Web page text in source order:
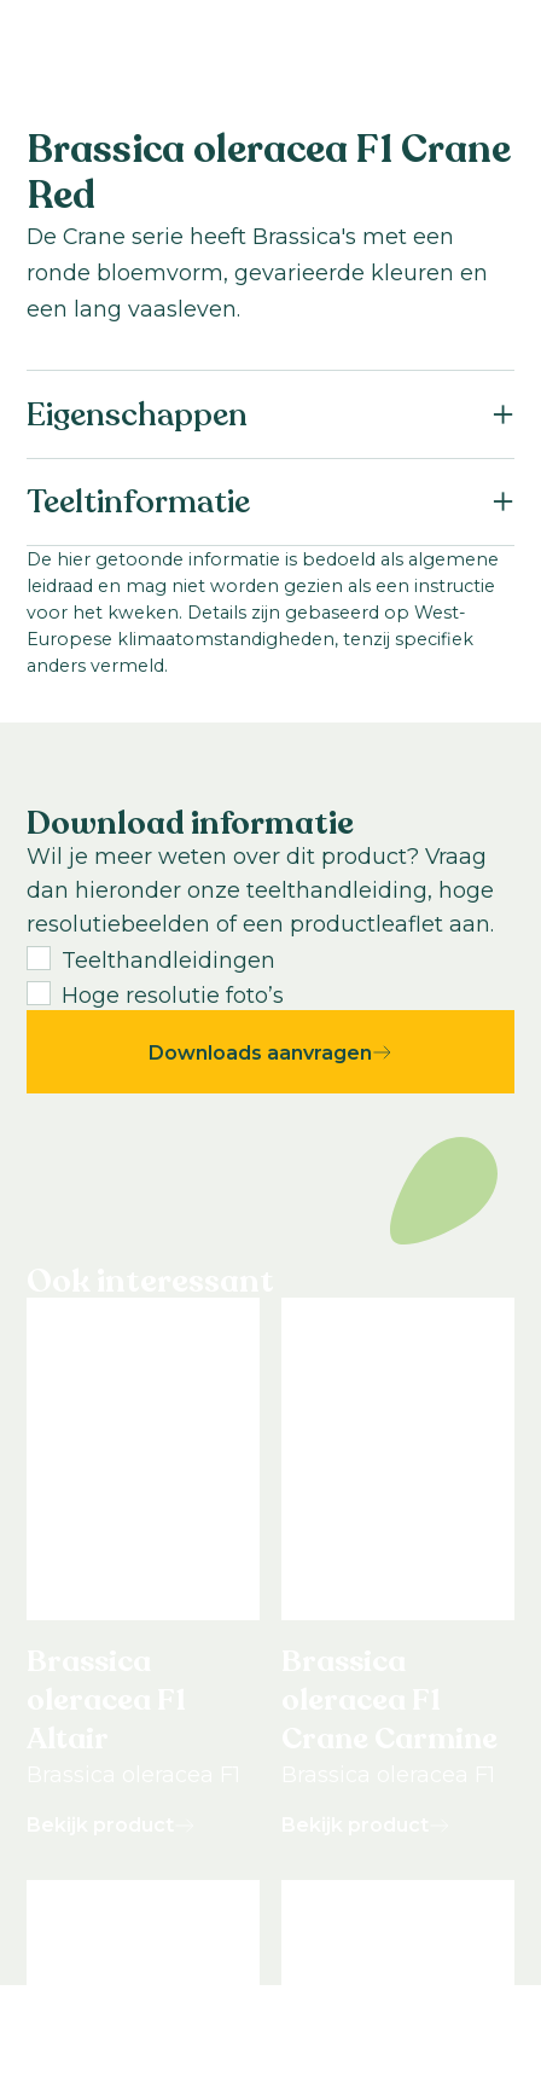
Brassica oleracea F1 Crane
Red
De Crane serie heeft Brassica's met een
ronde bloemvorm, gevarieerde kleuren en
een lang vaasleven.
Eigenschappen
Brassica oleracea F1
Familie:
Brassicaceae
Serienaam:
Crane
Teeltinformatie
Startmateriaal:
Zaad
Steellengte:
60-90cm
Teeltduur tot jonge plant:
3-4 weken
Teeltduur van jonge plant tot eindproduct:
13-18weken
De hier getoonde informatie is bedoeld als algemene
leidraad en mag niet worden gezien als een instructie
voor het kweken. Details zijn gebaseerd op West-
Europese klimaatomstandigheden, tenzij specifiek
anders vermeld.
Download informatie
Wil je meer weten over dit product? Vraag
dan hieronder onze teelthandleiding, hoge
resolutiebeelden of een productleaflet aan.
Teelthandleidingen
Hoge resolutie foto’s
Downloads aanvragen